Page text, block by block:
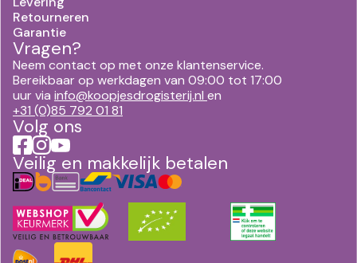
Retourneren
Garantie
Vragen?
Neem contact op met onze klantenservice.
Bereikbaar op werkdagen van 09:00 tot 17:00
uur via info@koopjesdrogisterij.nl en
+31 (0)85 792 01 81
Volg ons
Veilig en makkelijk betalen